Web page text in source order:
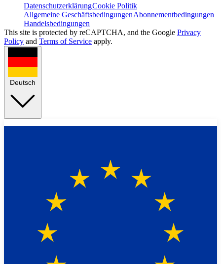
DatenschutzerklärungCookie Politik
Allgemeine GeschäftsbedingungenAbonnementbedingungen
Handelsbedingungen
This site is protected by reCAPTCHA, and the Google Privacy
Policy and Terms of Service apply.
Deutsch